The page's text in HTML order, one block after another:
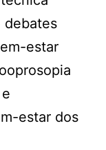
debates
estar
estar dos